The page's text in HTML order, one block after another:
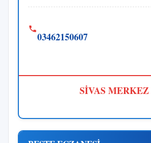
03462150607
SİVAS MERKEZ